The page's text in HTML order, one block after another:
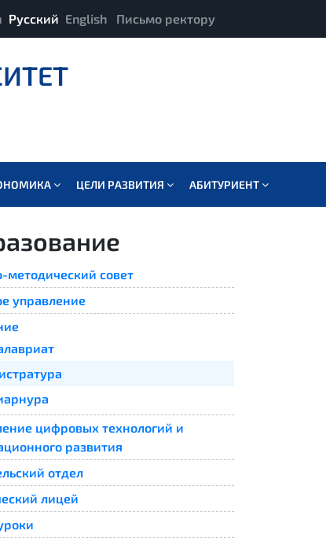
Русский English Письмо ректору
ЦЕЛИ РАЗВИТИЯ АБИТУРИЕНТ
методический совет
управление
цифровых технологий и
развития
отдел
лицей